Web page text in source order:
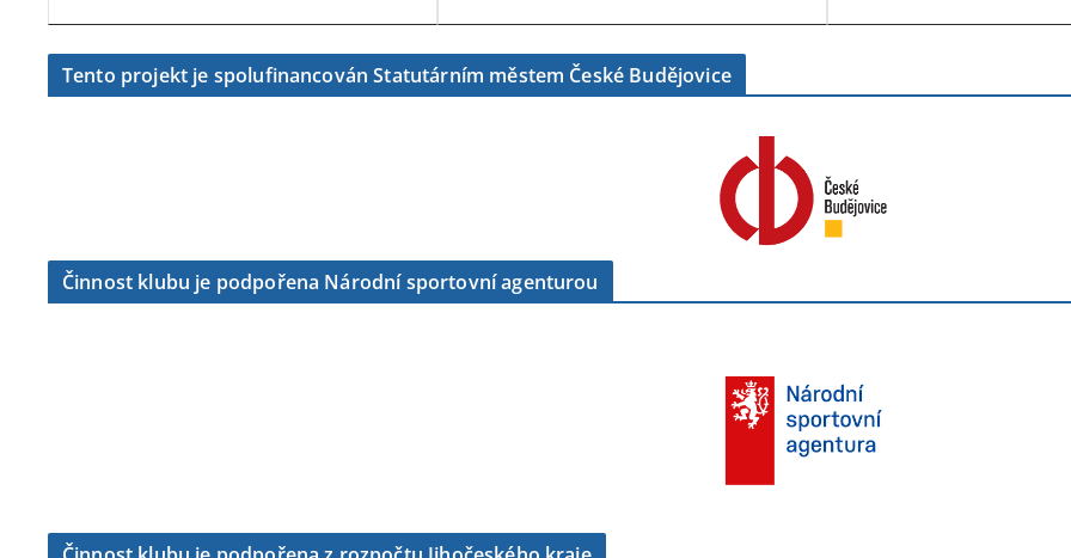
Tento projekt je spolufinancován Statutárním městem České Budějovice
Činnost klubu je podpořena Národní sportovní agenturou